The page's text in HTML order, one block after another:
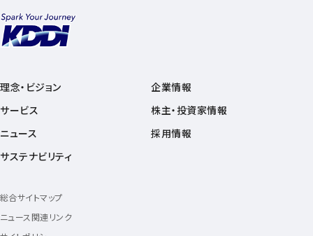
理念・ビジョン
サービス
ニュース
サステナビリティ
企業情報
株主・投資家情報
採用情報
総合サイトマップ
ニュース関連リンク